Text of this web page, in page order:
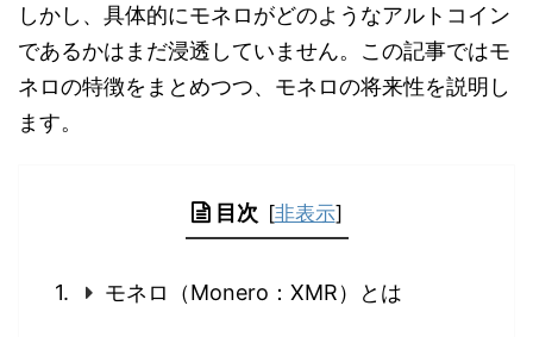
しかし、具体的にモネロがどのようなアルトコイン
であるかはまだ浸透していません。この記事ではモ
ネロの特徴をまとめつつ、モネロの将来性を説明し
ます。
目次 [非表示]
モネロ（Monero：XMR）とは